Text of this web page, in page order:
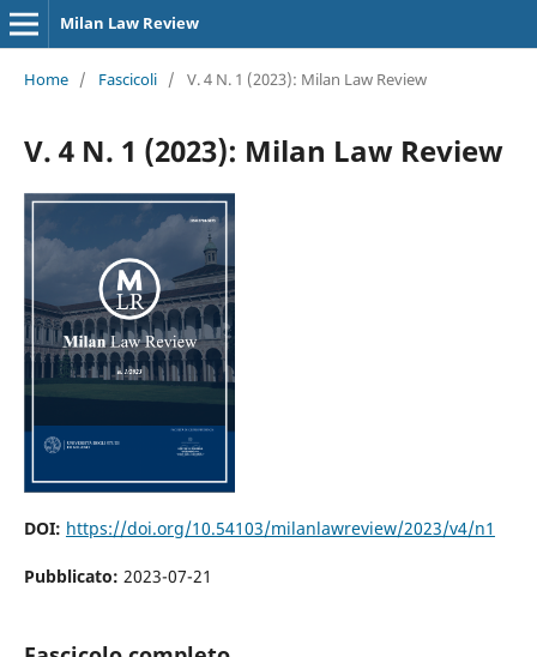
Milan Law Review
Home / Fascicoli / V. 4 N. 1 (2023): Milan Law Review
V. 4 N. 1 (2023): Milan Law Review
DOI: https://doi.org/10.54103/milanlawreview/2023/v4/n1
Pubblicato: 2023-07-21